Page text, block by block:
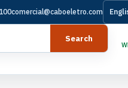
comercial@caboeletro.com
Search